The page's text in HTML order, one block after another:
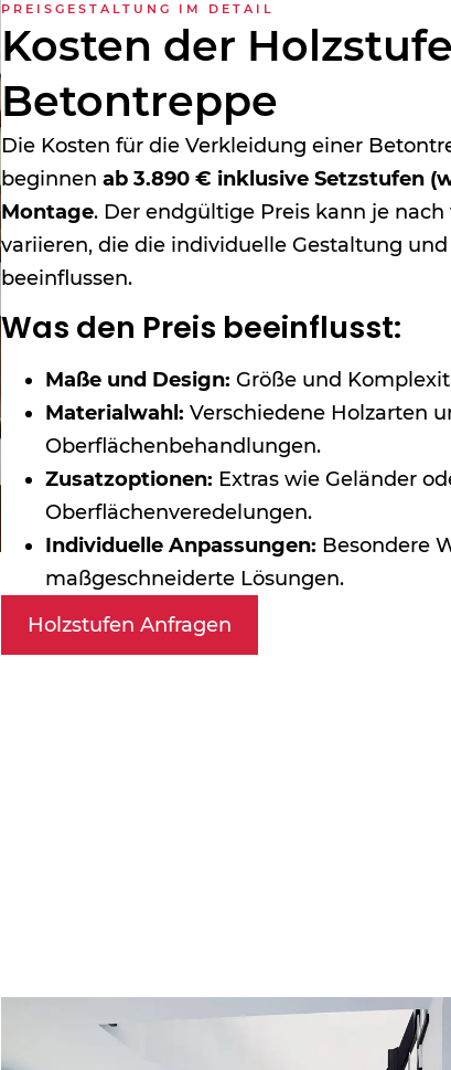
PREISGESTALTUNG IM DETAIL
Kosten der
Beton­treppe
Die Kosten für die Verkleidung einer
beginnen ab 3.890 € inklusive Setzstufen
Montage. Der endgültige Preis kann je
variieren, die die individuelle Gestaltung
beeinflussen.
Was den Preis beeinflusst:
Maße und Design: Größe und
Materialwahl: Verschiedene Holzarten
Oberflächenbehandlungen.
Zusatzoptionen: Extras wie Geländer
Oberflächenveredelungen.
Individuelle Anpassungen: Besondere
maßgeschneiderte Lösungen.
Holzstufen Anfragen